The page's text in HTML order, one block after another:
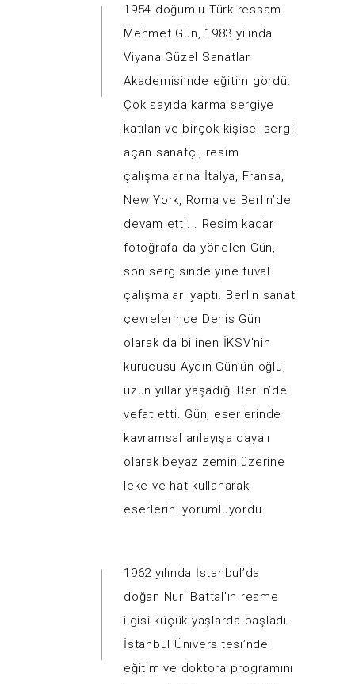
1954 doğumlu Türk ressam
Mehmet Gün, 1983 yılında
Viyana Güzel Sanatlar
Akademisi’nde eğitim gördü.
Çok sayıda karma sergiye
katılan ve birçok kişisel sergi
açan sanatçı, resim
çalışmalarına İtalya, Fransa,
New York, Roma ve Berlin’de
devam etti. . Resim kadar
fotoğrafa da yönelen Gün,
son sergisinde yine tuval
çalışmaları yaptı. Berlin sanat
çevrelerinde Denis Gün
olarak da bilinen İKSV’nin
kurucusu Aydın Gün’ün oğlu,
uzun yıllar yaşadığı Berlin’de
vefat etti. Gün, eserlerinde
kavramsal anlayışa dayalı
olarak beyaz zemin üzerine
leke ve hat kullanarak
eserlerini yorumluyordu.
1962 yılında İstanbul’da
doğan Nuri Battal’ın resme
ilgisi küçük yaşlarda başladı.
İstanbul Üniversitesi’nde
eğitim ve doktora programını